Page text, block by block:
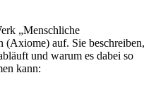
„Menschliche
auf. Sie beschreiben,
und warum es dabei so
kann: